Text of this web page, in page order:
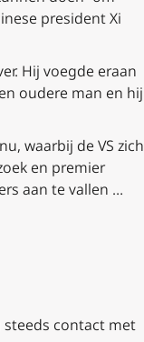
president Xi
Hij voegde eraan
oudere man en hij
waarbij de VS zich
en premier
aan te vallen …
steeds contact met